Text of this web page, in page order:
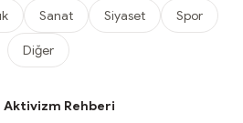
Sanat Siyaset Spor
Diğer
Aktivizm Rehberi